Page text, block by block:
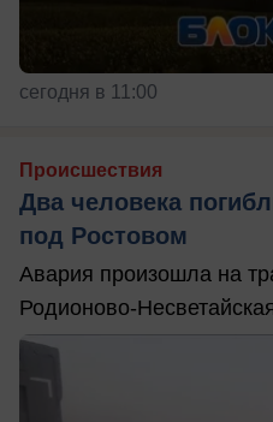
сегодня в 11:00
Происшествия
Два человека
под Ростовом
Авария произошла на
Родионово-